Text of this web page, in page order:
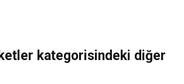
kategorisindeki diğer